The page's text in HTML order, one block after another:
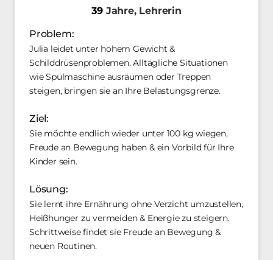
39 Jahre, Lehrerin
Problem:
Julia leidet unter hohem Gewicht &
Schilddrüsenproblemen. Alltägliche Situationen
wie Spülmaschine ausräumen oder Treppen
steigen, bringen sie an Ihre Belastungsgrenze.
Ziel:
Sie möchte endlich wieder unter 100 kg wiegen,
Freude an Bewegung haben & ein Vorbild für Ihre
Kinder sein.
Lösung:
Sie lernt ihre Ernährung ohne Verzicht umzustellen,
Heißhunger zu vermeiden & Energie zu steigern.
Schrittweise findet sie Freude an Bewegung &
neuen Routinen.